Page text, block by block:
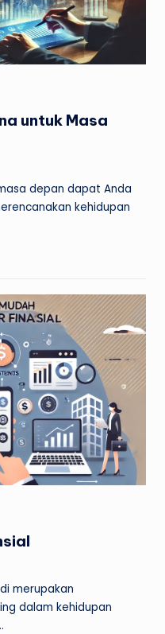
untuk Masa
depan dapat Anda
kehidupan
merupakan
dalam kehidupan